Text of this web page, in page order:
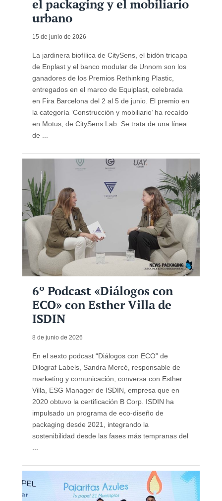
el packaging y el mobiliario
urbano
15 de junio de 2026
La jardinera biofílica de CitySens, el bidón tricapa
de Enplast y el banco modular de Unnom son los
ganadores de los Premios Rethinking Plastic,
entregados en el marco de Equiplast, celebrada
en Fira Barcelona del 2 al 5 de junio. El premio en
la categoría ‘Construcción y mobiliario’ ha recaído
en Motus, de CitySens Lab. Se trata de una línea
de ...
6º Podcast «Diálogos con
ECO» con Esther Villa de
ISDIN
8 de junio de 2026
En el sexto podcast “Diálogos con ECO” de
Dilograf Labels, Sandra Mercé, responsable de
marketing y comunicación, conversa con Esther
Villa, ESG Manager de ISDIN, empresa que en
2020 obtuvo la certificación B Corp. ISDIN ha
impulsado un programa de eco-diseño de
packaging desde 2021, integrando la
sostenibilidad desde las fases más tempranas del